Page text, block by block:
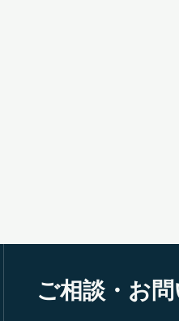
ご相談・お